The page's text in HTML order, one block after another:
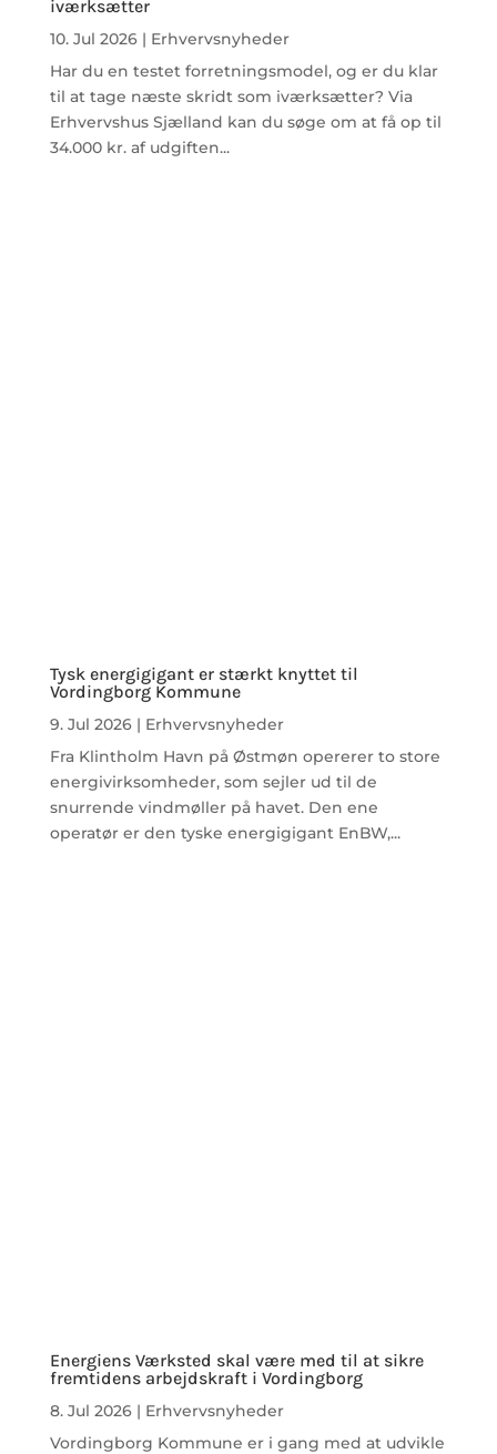
iværksætter
10. Jul 2026| Erhvervsnyheder
Har du en testet forretningsmodel, og er du klar
til at tage næste skridt som iværksætter? Via
Erhvervshus Sjælland kan du søge om at få op til
34.000 kr. af udgiften...
Tysk energigigant er stærkt knyttet til
Vordingborg Kommune
9. Jul 2026| Erhvervsnyheder
Fra Klintholm Havn på Østmøn opererer to store
energivirksomheder, som sejler ud til de
snurrende vindmøller på havet. Den ene
operatør er den tyske energigigant EnBW,...
Energiens Værksted skal være med til at sikre
fremtidens arbejdskraft i Vordingborg
8. Jul 2026| Erhvervsnyheder
Vordingborg Kommune er i gang med at udvikle